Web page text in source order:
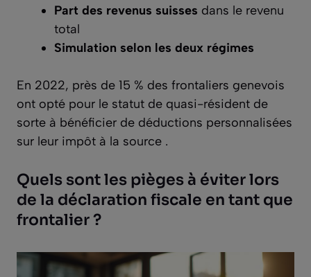
Part des revenus suisses dans le revenu
total
Simulation selon les deux régimes
En 2022, près de 15 % des frontaliers genevois
ont opté pour le statut de quasi-résident de
sorte à bénéficier de déductions personnalisées
sur leur impôt à la source .
Quels sont les pièges à éviter lors
de la déclaration fiscale en tant que
frontalier ?